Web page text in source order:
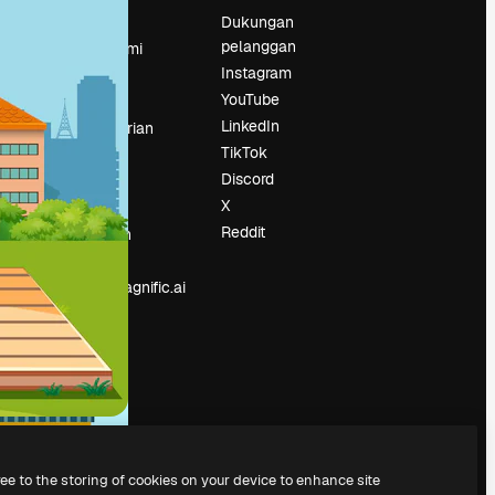
Tentang kami
Reviews
Karier
Tren pencarian
Slidesgo
Jual konten
Mencari magnific.ai
Dukungan
pelanggan
Instagram
YouTube
LinkedIn
TikTok
Discord
X
Reddit
to the storing of cookies on your device to enhance site